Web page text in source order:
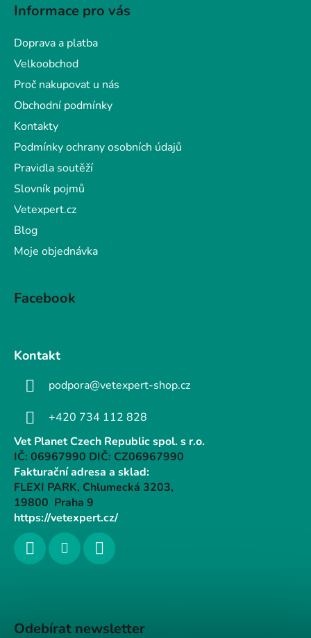
Informace pro vás
Doprava a platba
Velkoobchod
Proč nakupovat u nás
Obchodní podmínky
Kontakty
Podmínky ochrany osobních údajů
Pravidla soutěží
Slovník pojmů
Vetexpert.cz
Blog
Moje objednávka
Facebook
Kontakt
podpora@vetexpert-shop.cz
+420 734 112 828
Vet Planet Czech Republic spol. s r.o.
IČ: 06967990 DIČ: CZ06967990
Fakturační adresa a sklad:
FLEXI PARK, Chlumecká 3203,
19800 Praha 9
https://vetexpert.cz/
Odebírat newsletter